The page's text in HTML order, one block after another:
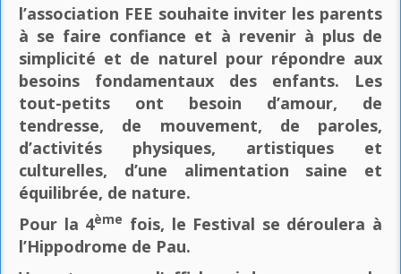
l’association FEE souhaite inviter les parents
à se faire confiance et à revenir à plus de
simplicité et de naturel pour répondre aux
besoins fondamentaux des enfants. Les
tout-petits ont besoin d’amour, de
tendresse, de mouvement, de paroles,
d’activités physiques, artistiques et
culturelles, d’une alimentation saine et
équilibrée, de nature.
Pour la 4ème fois, le Festival se déroulera à
l’Hippodrome de Pau.